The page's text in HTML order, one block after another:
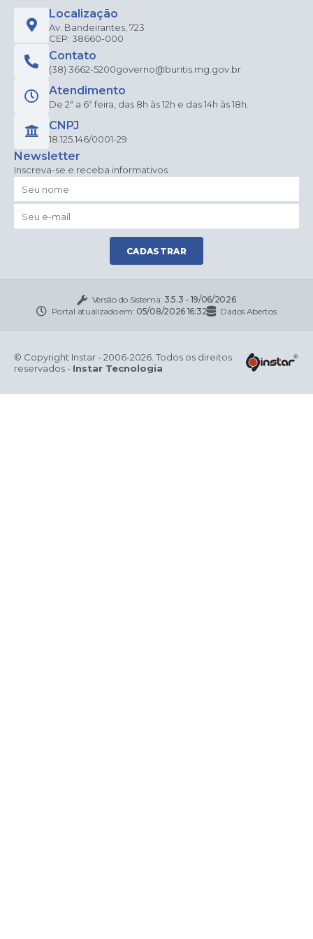
Localização
Av. Bandeirantes, 723
CEP: 38660-000
Contato
(38) 3662-5200governo@buritis.mg.gov.br
Atendimento
De 2ª a 6ª feira, das 8h às 12h e das 14h às 18h.
CNPJ
18.125.146/0001-29
Newsletter
Inscreva-se e receba informativos
CADASTRAR
Versão do Sistema: 3.5.3 - 19/06/2026
Portal atualizado em: 05/08/2026 16:32 Dados Abertos
© Copyright Instar - 2006-2026. Todos os direitos
reservados - Instar Tecnologia